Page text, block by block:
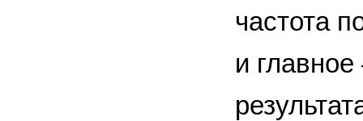
частота
и